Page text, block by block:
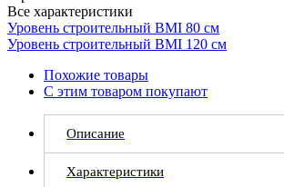
Все характеристики
Уровень строительный BMI 80 см
Уровень строительный BMI 120 см
Похожие товары
С этим товаром покупают
Описание
Характеристики